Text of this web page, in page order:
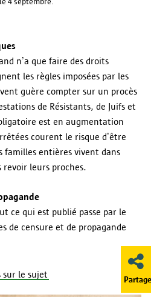
n’a que faire des droits
les règles imposées par les
guère compter sur un procès
de Résistants, de Juifs et
est en augmentation
courent le risque d’être
familles entières vivent dans
revoir leurs proches.
ce qui est publié passe par le
de censure et de propagande
sur le sujet